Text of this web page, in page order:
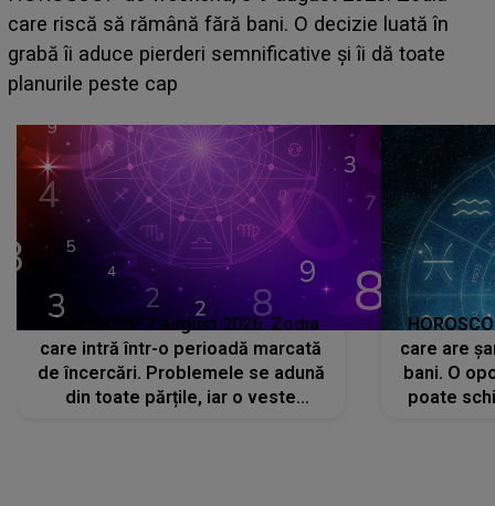
acum! În fața Alexandrei, concurentul din Casa Iubirii
face o MĂRTURISIRE NEAȘTEPTATĂ despre mama
sa: "I-am spus și ei în față, eu nu te iubesc pentru
HOROSCOP 7 august 2026. Zodia
care intră într-o perioadă marcată
de încercări. Problemele se adună
din toate părțile, iar o veste
care are
bani. O
poate